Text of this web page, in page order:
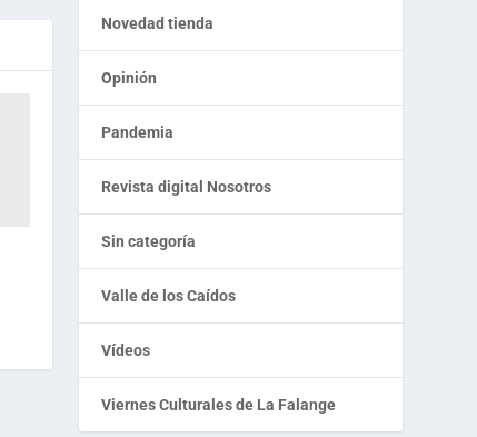
Novedad tienda
Opinión
Pandemia
Revista digital Nosotros
Sin categoría
Valle de los Caídos
Vídeos
Viernes Culturales de La Falange